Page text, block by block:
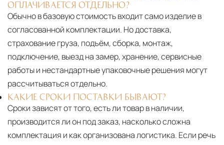
ОПЛАЧИВАЕТСЯ ОТДЕЛЬНО?
Обычно в базовую стоимость входит само изделие в
согласованной комплектации. Но доставка,
страхование груза, подъём, сборка, монтаж,
подключение, выезд на замер, хранение, сервисные
работы и нестандартные упаковочные решения могут
рассчитываться отдельно.
КАКИЕ СРОКИ ПОСТАВКИ БЫВАЮТ?
Сроки зависят от того, есть ли товар в наличии,
производится ли он под заказ, насколько сложна
комплектация и как организована логистика. Если речь